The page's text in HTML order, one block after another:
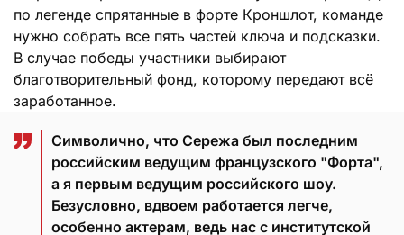
по легенде спрятанные в форте Кроншлот, команде
нужно собрать все пять частей ключа и подсказки.
В случае победы участники выбирают
благотворительный фонд, которому передают всё
заработанное.
Символично, что Сережа был последним
российским ведущим французского "Форта",
а я первым ведущим российского шоу.
Безусловно, вдвоем работается легче,
особенно актерам, ведь нас с институтской